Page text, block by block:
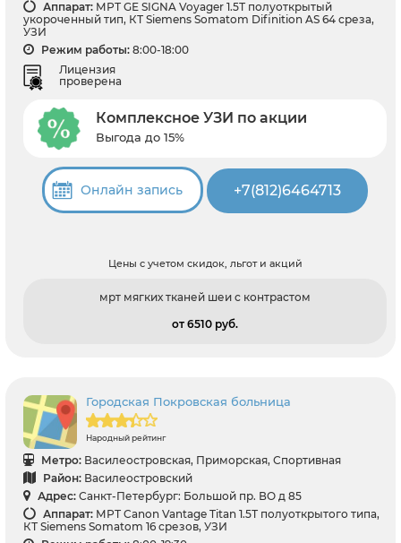
Аппарат: МРТ GЕ SIGNA Voyager 1.5Т полуоткрытый
укороченный тип, КТ Siemens Somatom Difinition AS 64 среза,
УЗИ
Режим работы: 8:00-18:00
Лицензия
проверена
Комплексное УЗИ по акции
Выгода до 15%
Онлайн запись +7(812)6464713
Цены с учетом скидок, льгот и акций
мрт мягких тканей шеи с контрастом
от 6510 pуб.
Городская Покровская больница
Народный рейтинг
Метро: Василеостровская, Приморская, Спортивная
Район: Василеостровский
Адрес: Санкт-Петербург: Большой пр. ВО д 85
Аппарат: МРТ Canon Vantage Titan 1.5Т полуоткрытого типа,
КТ Siemens Somatom 16 срезов, УЗИ